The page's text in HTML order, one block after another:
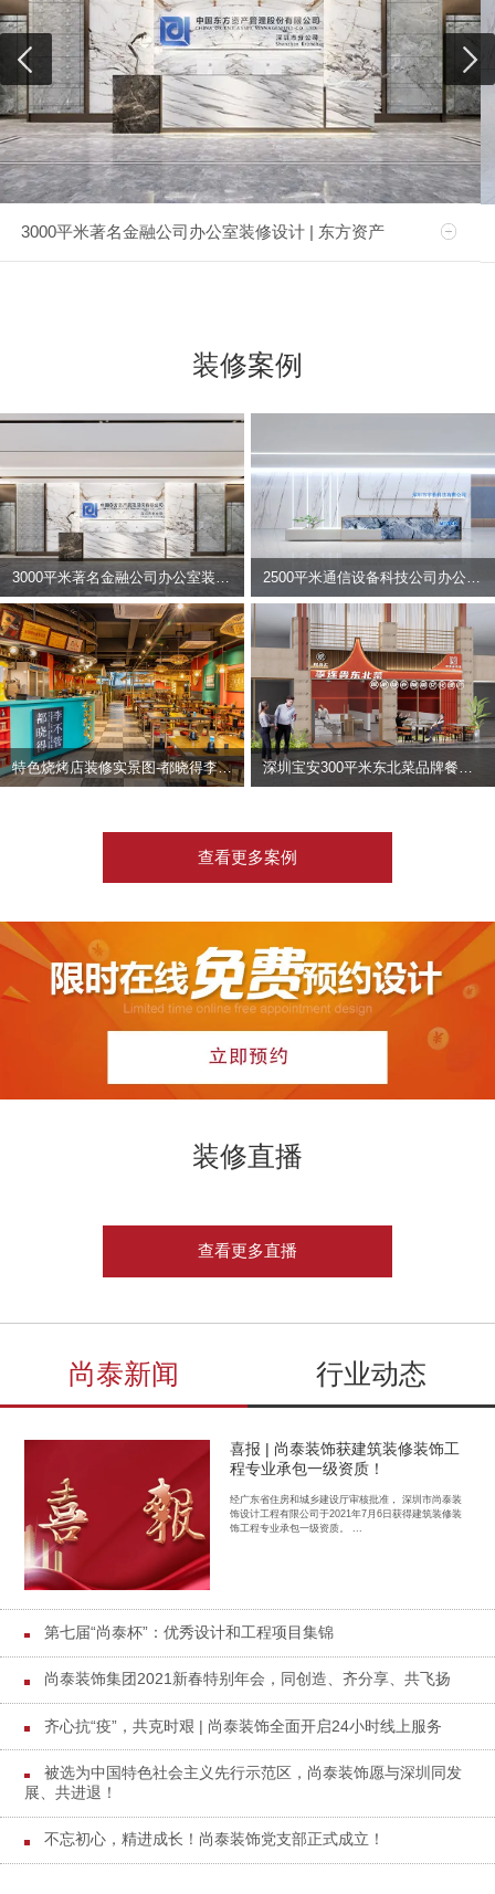
3000平米著名金融公司办公室装修设计 | 东方资产
装修案例
2500平米通信设备科技公司办公室设计 | 宇泰科技
特色烧烤店装修实景图-都晓得李不管
查看更多案例
装修直播
查看更多直播
尚泰新闻 行业动态
喜报 | 尚泰装饰获建筑装修装饰工
程专业承包一级资质！
经广东省住房和城乡建设厅审核批准， 深圳市尚泰装
饰设计工程有限公司于2021年7月6日获得建筑装修装
饰工程专业承包一级资质。 ...
第七届“尚泰杯”：优秀设计和工程项目集锦
尚泰装饰集团2021新春特别年会，同创造、齐分享、共飞扬
齐心抗“疫”，共克时艰 | 尚泰装饰全面开启24小时线上服务
被选为中国特色社会主义先行示范区，尚泰装饰愿与深圳同发
展、共进退！
不忘初心，精进成长！尚泰装饰党支部正式成立！